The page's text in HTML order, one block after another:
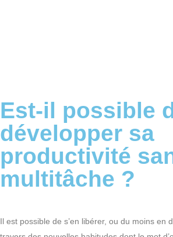
Est-il possible
développer sa
productivité
multitâche ?
Il est possible de s’en libérer, ou du moins en